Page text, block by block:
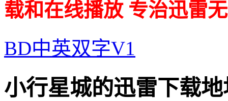
载和在线播放 专治迅雷
BD中英双字V1
小行星城的迅雷下载地